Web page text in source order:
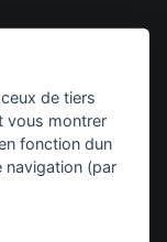
de tiers
vous montrer
fonction dun
navigation (par